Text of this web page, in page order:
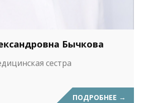
Бычкова
сестра
ПОДРОБНЕЕ →